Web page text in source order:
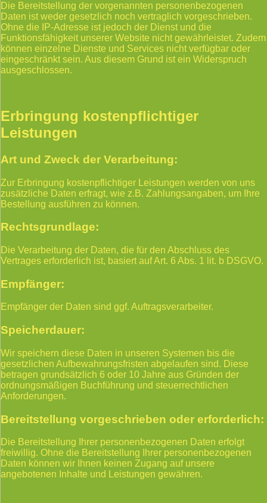
Die Bereitstellung der vorgenannten personenbezogenen
Daten ist weder gesetzlich noch vertraglich vorgeschrieben.
Ohne die IP-Adresse ist jedoch der Dienst und die
Funktionsfähigkeit unserer Website nicht gewährleistet. Zudem
können einzelne Dienste und Services nicht verfügbar oder
eingeschränkt sein. Aus diesem Grund ist ein Widerspruch
ausgeschlossen.
Erbringung kostenpflichtiger
Leistungen
Art und Zweck der Verarbeitung:
Zur Erbringung kostenpflichtiger Leistungen werden von uns
zusätzliche Daten erfragt, wie z.B. Zahlungsangaben, um Ihre
Bestellung ausführen zu können.
Rechtsgrundlage:
Die Verarbeitung der Daten, die für den Abschluss des
Vertrages erforderlich ist, basiert auf Art. 6 Abs. 1 lit. b DSGVO.
Empfänger:
Empfänger der Daten sind ggf. Auftragsverarbeiter.
Speicherdauer:
Wir speichern diese Daten in unseren Systemen bis die
gesetzlichen Aufbewahrungsfristen abgelaufen sind. Diese
betragen grundsätzlich 6 oder 10 Jahre aus Gründen der
ordnungsmäßigen Buchführung und steuerrechtlichen
Anforderungen.
Bereitstellung vorgeschrieben oder erforderlich:
Die Bereitstellung Ihrer personenbezogenen Daten erfolgt
freiwillig. Ohne die Bereitstellung Ihrer personenbezogenen
Daten können wir Ihnen keinen Zugang auf unsere
angebotenen Inhalte und Leistungen gewähren.